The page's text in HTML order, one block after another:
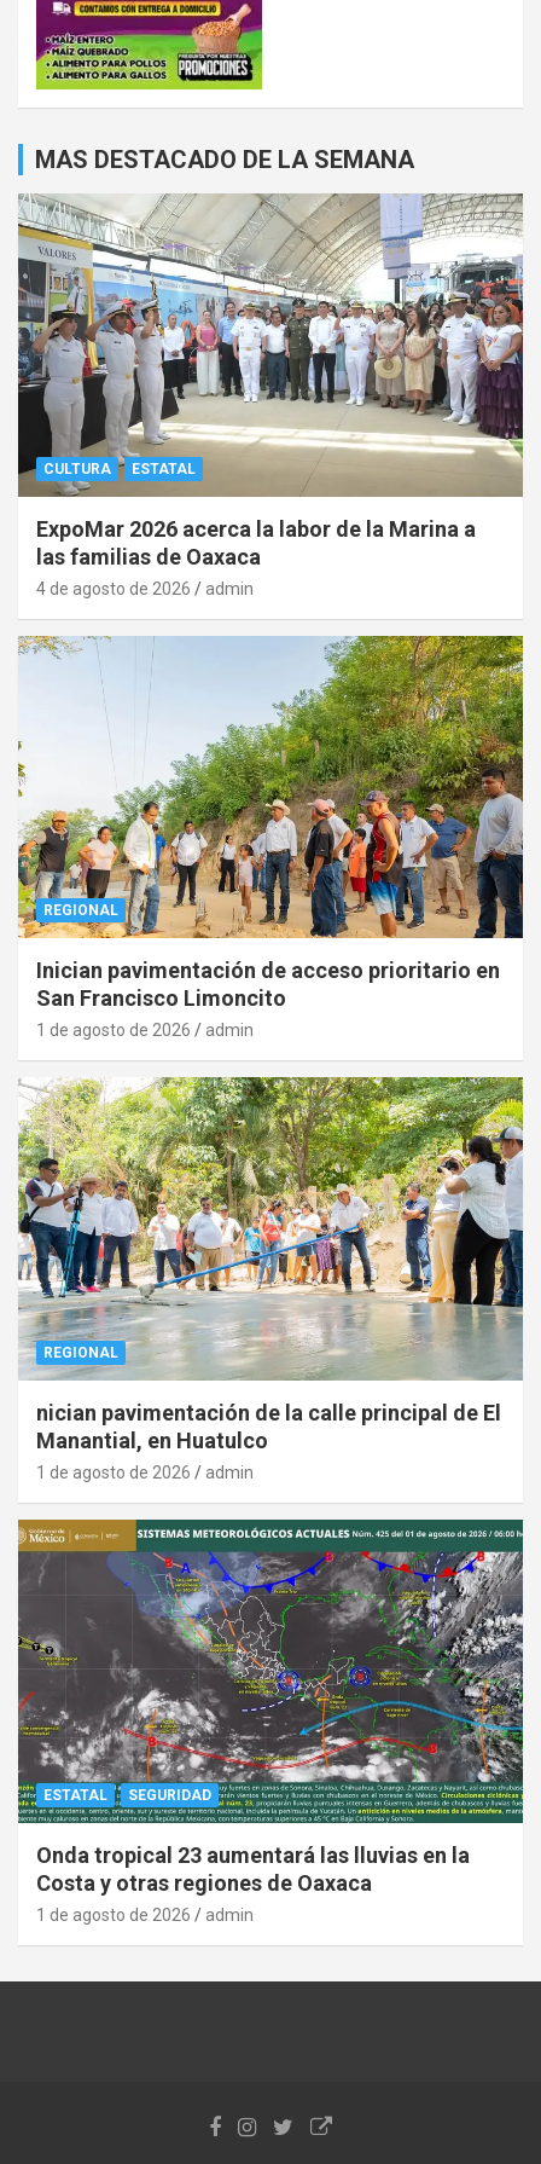
MAS DESTACADO DE LA SEMANA
CULTURA ESTATAL
ExpoMar 2026 acerca la labor de la Marina a
las familias de Oaxaca
4 de agosto de 2026 admin
REGIONAL
Inician pavimentación de acceso prioritario en
San Francisco Limoncito
1 de agosto de 2026 admin
REGIONAL
nician pavimentación de la calle principal de El
Manantial, en Huatulco
1 de agosto de 2026 admin
ESTATAL SEGURIDAD
Onda tropical 23 aumentará las lluvias en la
Costa y otras regiones de Oaxaca
1 de agosto de 2026 admin